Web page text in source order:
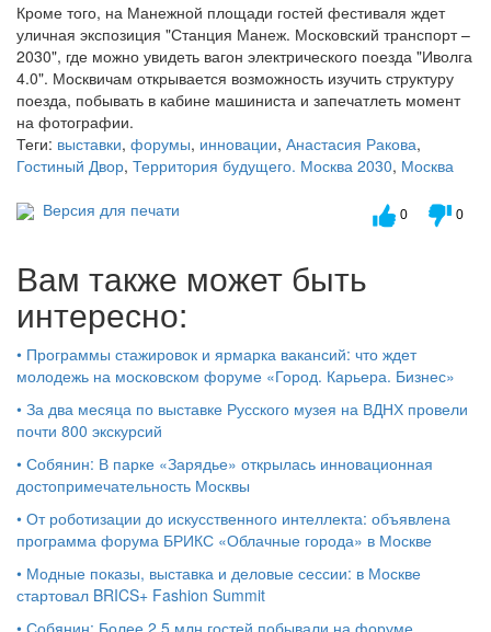
Кроме того, на Манежной площади гостей фестиваля ждет
уличная экспозиция "Станция Манеж. Московский транспорт –
2030", где можно увидеть вагон электрического поезда "Иволга
4.0". Москвичам открывается возможность изучить структуру
поезда, побывать в кабине машиниста и запечатлеть момент
на фотографии.
Теги: выставки, форумы, инновации, Анастасия Ракова,
Гостиный Двор, Территория будущего. Москва 2030, Москва
Версия для печати
0 0
Вам также может быть
интересно:
• Программы стажировок и ярмарка вакансий: что ждет
молодежь на московском форуме «Город. Карьера. Бизнес»
• За два месяца по выставке Русского музея на ВДНХ провели
почти 800 экскурсий
• Собянин: В парке «Зарядье» открылась инновационная
достопримечательность Москвы
• От роботизации до искусственного интеллекта: объявлена
программа форума БРИКС «Облачные города» в Москве
• Модные показы, выставка и деловые сессии: в Москве
стартовал BRICS+ Fashion Summit
• Собянин: Более 2,5 млн гостей побывали на форуме